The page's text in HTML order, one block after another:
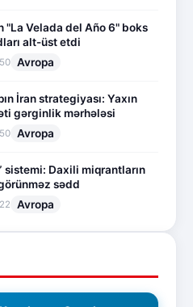
"La Velada del Año 6" boks
alt-üst etdi
Avropa
İran strategiyası: Yaxın
gərginlik mərhələsi
Avropa
sistemi: Daxili miqrantların
sədd
Avropa